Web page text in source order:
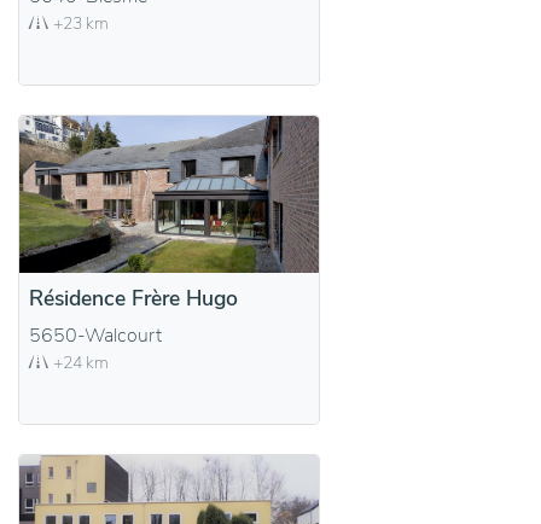
+23 km
Résidence Frère Hugo
5650-Walcourt
+24 km